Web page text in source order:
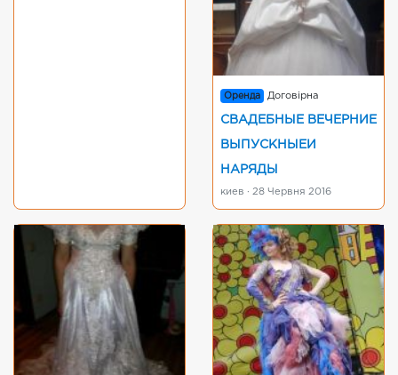
Оренда Договірна
СВАДЕБНЫЕ ВЕЧЕРНИЕ
ВЫПУСКНЫЕИ
НАРЯДЫ
киев · 28 Червня 2016